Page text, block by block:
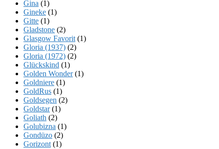
Gina (1)
Gineke (1)
Gitte (1)
Gladstone (2)
Glasgow Favorit (1)
Gloria (1937) (2)
Gloria (1972) (2)
Glückskind (1)
Golden Wonder(1)
Goldniere (1)
GoldRus (1)
Goldsegen (2)
Goldstar(1)
Goliath (2)
Golubizna (1)
Gondüzo (2)
Gorizont (1)